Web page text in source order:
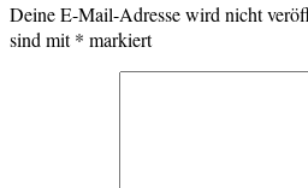
Deine E-Mail-Adresse wird nicht
sind mit* markiert